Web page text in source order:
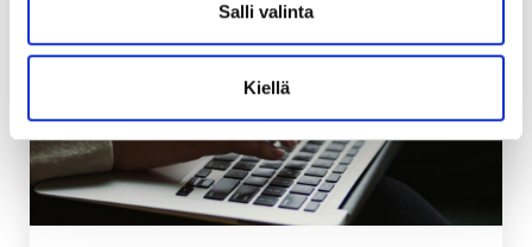
Salli valinta
Kiellä